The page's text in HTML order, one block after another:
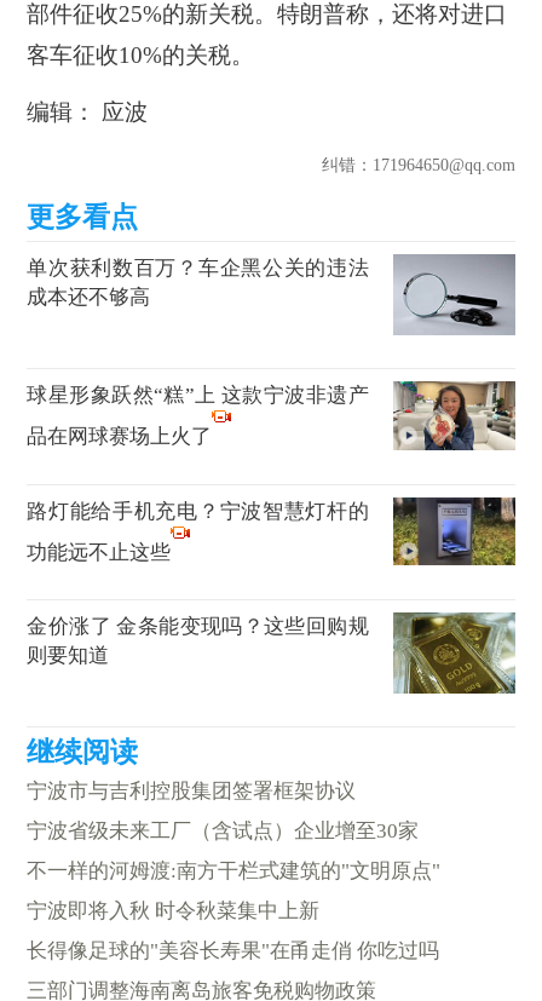
部件征收25%的新关税。特朗普称，还将对进口
客车征收10%的关税。
编辑： 应波
纠错：171964650@qq.com
单次获利数百万？车企黑公关的违法
成本还不够高
球星形象跃然“糕”上 这款宁波非遗产
品在网球赛场上火了
路灯能给手机充电？宁波智慧灯杆的
功能远不止这些
金价涨了 金条能变现吗？这些回购规
则要知道
宁波市与吉利控股集团签署框架协议
宁波省级未来工厂（含试点）企业增至30家
不一样的河姆渡:南方干栏式建筑的"文明原点"
宁波即将入秋 时令秋菜集中上新
长得像足球的"美容长寿果"在甬走俏 你吃过吗
三部门调整海南离岛旅客免税购物政策